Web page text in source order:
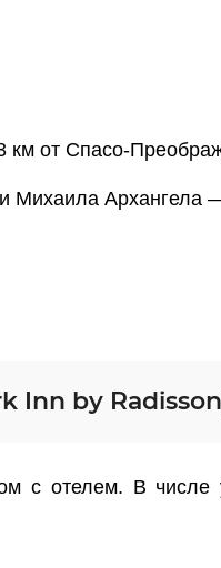
от Спасо-
Михаила Архангела
Inn by
с отелем. В числе